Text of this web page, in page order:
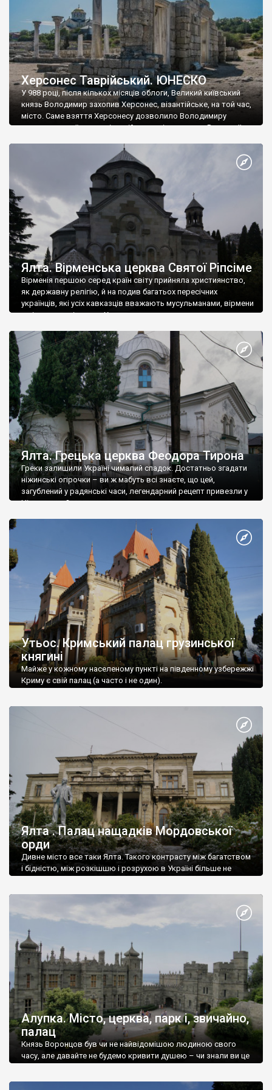
Херсонес Таврійський. ЮНЕСКО
У 988 році, після кількох місяців облоги, Великий київський
князь Володимир захопив Херсонес, візантійське, на той час,
місто. Саме взяття Херсонесу дозволило Володимиру
диктувати свої умови візантійському імператору Василю ІІ, та
Херсонесі Володимир-язичник, став Василем-християнином.
А потім було Хрещення Русі. На честь Херсонесу Таврійського
Ялта. Вірменська церква Святої Ріпсіме
Вірменія першою серед країн світу прийняла християнство,
як державну релігію, й на подив багатьох пересічних
українців, які усіх кавказців вважають мусульманами, вірмени
є відданими вірянами Христа
Ялта. Грецька церква Феодора Тирона
Греки залишили Україні чималий спадок. Достатньо згадати
ніжинські огірочки – ви ж мабуть всі знаєте, що цей,
загублений у радянські часи, легендарний рецепт привезли у
Ніжин греки?
Утьос. Кримський палац грузинської
княгині
Майже у кожному населеному пункті на південному узбережжі
Криму є свій палац (а часто і не один).
Ялта . Палац нащадків Мордовської
орди
Дивне місто все таки Ялта. Такого контрасту між багатством
і бідністю, між розкішшю і розрухою в Україні більше не
Алупка. Місто, церква, парк і, звичайно,
палац
Князь Воронцов був чи не найвідомішою людиною свого
часу, але давайте не будемо кривити душею – чи знали ви це